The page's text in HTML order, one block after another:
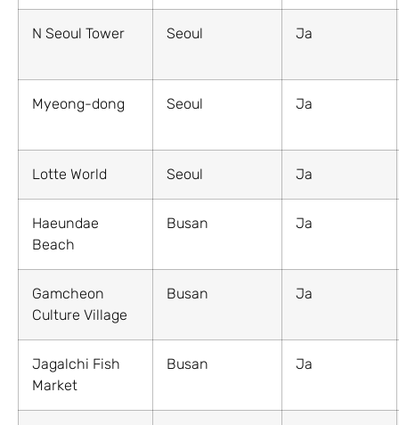
N Seoul Tower Seoul Ja
Myeong-dong Seoul Ja
Lotte World Seoul Ja
Haeundae
Beach
Busan Ja
Gamcheon
Culture Village
Busan Ja
Jagalchi Fish
Market
Busan Ja